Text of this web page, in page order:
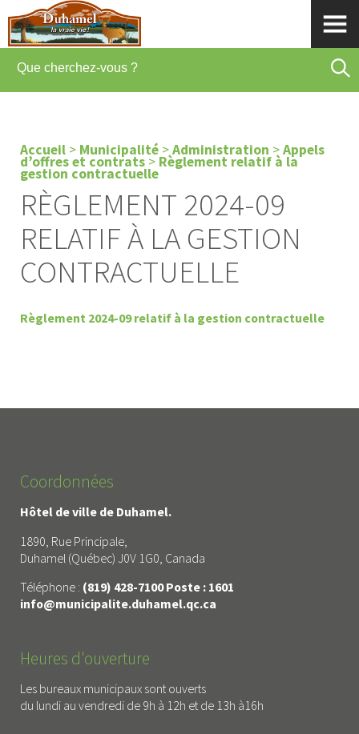
Accueil > Municipalité >Administration >Appels
d’offres et contrats > Règlement relatif à la
gestion contractuelle
RÈGLEMENT 2024-09
RELATIF À LA GESTION
CONTRACTUELLE
Règlement 2024-09 relatif à la gestion contractuelle
Coordonnées
Hôtel de ville de Duhamel.
1890, Rue Principale,
Duhamel (Québec) J0V 1G0, Canada
Téléphone : (819) 428-7100 Poste : 1601
info@municipalite.duhamel.qc.ca
Heures d'ouverture
Les bureaux municipaux sont ouverts
du lundi au vendredi de 9h à 12h et de 13h à16h